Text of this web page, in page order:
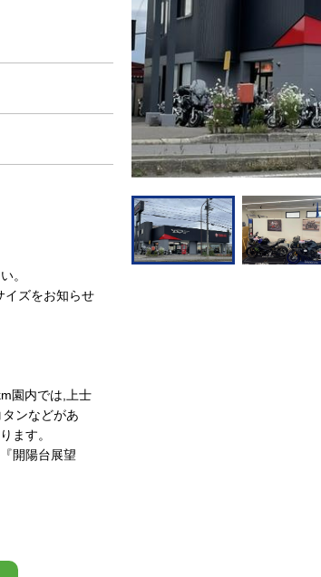
。
イズをお知らせ
園内では,上士
ンなどがあ
ます。
開陽台展望